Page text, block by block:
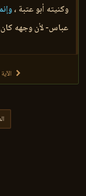
وكنيته أبو عتبة ،
عباس- لأن وجهه كان